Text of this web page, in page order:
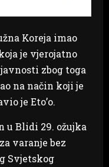
Koreja imao
je vjerojatno
zbog toga
na način koji je
je Eto’o.
u Blidi 29. ožujka
varanje bez
Svjetskog